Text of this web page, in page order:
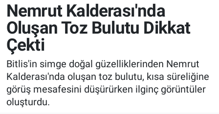
Nemrut Kalderası'nda
Oluşan Toz Bulutu Dikkat
Çekti
Bitlis'in simge doğal güzelliklerinden Nemrut
Kalderası'nda oluşan toz bulutu, kısa süreliğine
görüş mesafesini düşürürken ilginç görüntüler
oluşturdu.
Eğitim
Ekonomi
Genel
Gündem
Kültür-Sanat
Son Dakika Haberleri
Haber Arşivi